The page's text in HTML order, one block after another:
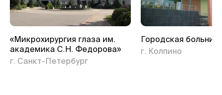
«Микрохирургия глаза им.
академика С.Н. Федорова»
г. Санкт-Петербург
Городская
г. Колпино